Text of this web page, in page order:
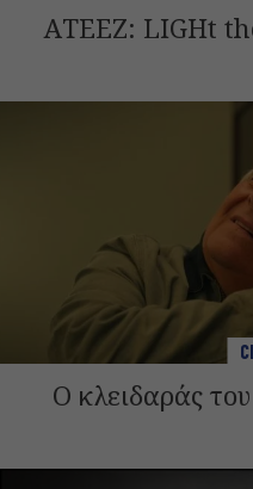
ATEEZ: LIGHt
Ο κλειδαράς